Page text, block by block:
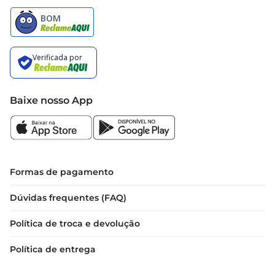
Baixe nosso App
Formas de pagamento
Dúvidas frequentes (FAQ)
Política de troca e devolução
Política de entrega